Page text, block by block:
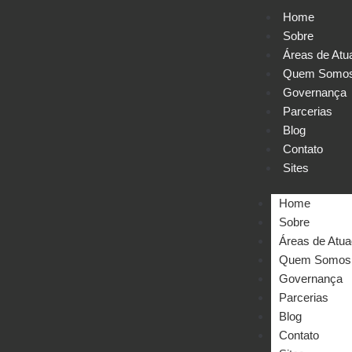
Home
Sobre
Áreas de
Quem
Governança
Parcerias
Blog
Contato
Sites
Home
Sobre
Áreas de
Quem Somos
Governança
Parcerias
Blog
Contato